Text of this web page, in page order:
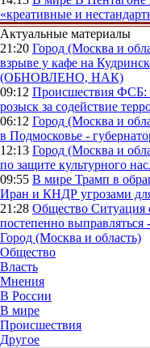
«креативные и
Актуальные материалы
21:20 Город (Москва и
взрыве у кафе на
(ОБНОВЛЕНО, НАК)
09:12 Происшествия ФСБ:
розыск за содействие
06:12 Город (Москва и
в Подмосковье -
12:13 Город (Москва и
по защите культурного
09:55 В мире Трамп в
Иран и КНДР угрозами
21:28 Общество Ситуация
постепенно выправляться
Город (Москва и область)
Общество
Власть
Мнения
В России
В мире
Происшествия
Другое